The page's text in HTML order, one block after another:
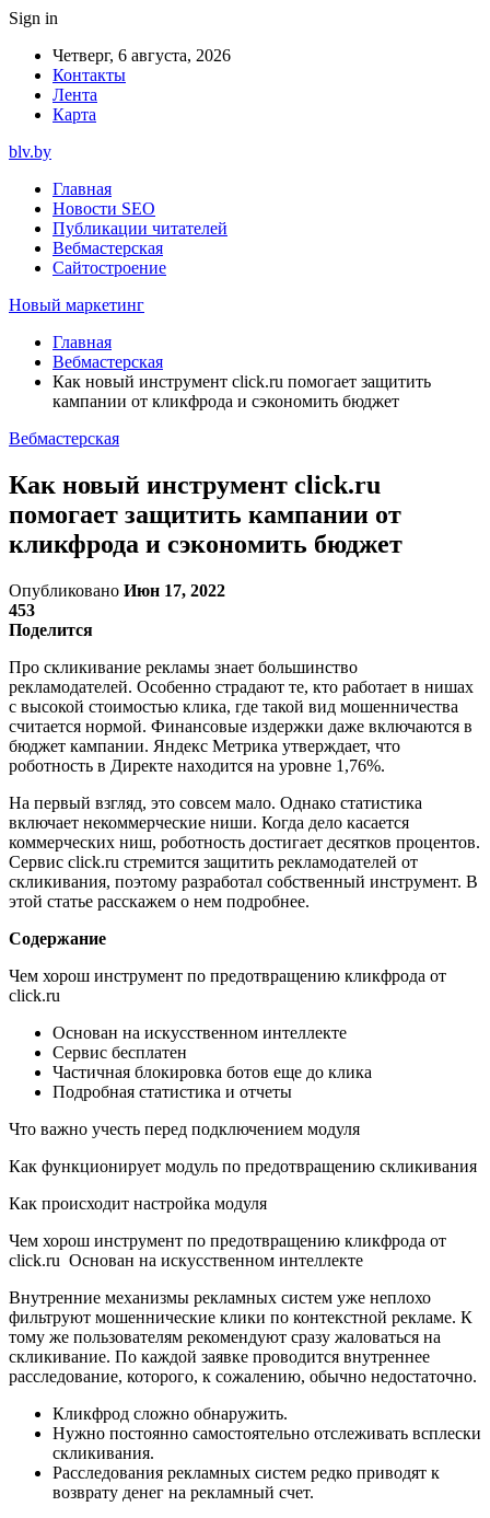
Sign in
Четверг, 6 августа, 2026
Контакты
Лента
Карта
blv.by
Главная
Новости SEO
Публикации читателей
Вебмастерская
Сайтостроение
Новый маркетинг
Главная
Вебмастерская
Как новый инструмент click.ru помогает защитить
кампании от кликфрода и сэкономить бюджет
Вебмастерская
Как новый инструмент click.ru
помогает защитить кампании от
кликфрода и сэкономить бюджет
Опубликовано Июн 17, 2022
453
Поделится
Про скликивание рекламы знает большинство
рекламодателей. Особенно страдают те, кто работает в нишах
с высокой стоимостью клика, где такой вид мошенничества
считается нормой. Финансовые издержки даже включаются в
бюджет кампании. Яндекс Метрика утверждает, что
роботность в Директе находится на уровне 1,76%.
На первый взгляд, это совсем мало. Однако статистика
включает некоммерческие ниши. Когда дело касается
коммерческих ниш, роботность достигает десятков процентов.
Сервис click.ru стремится защитить рекламодателей от
скликивания, поэтому разработал собственный инструмент. В
этой статье расскажем о нем подробнее.
Содержание
Чем хорош инструмент по предотвращению кликфрода от
click.ru
Основан на искусственном интеллекте
Сервис бесплатен
Частичная блокировка ботов еще до клика
Подробная статистика и отчеты
Что важно учесть перед подключением модуля
Как функционирует модуль по предотвращению скликивания
Как происходит настройка модуля
Чем хорош инструмент по предотвращению кликфрода от
click.ru Основан на искусственном интеллекте
Внутренние механизмы рекламных систем уже неплохо
фильтруют мошеннические клики по контекстной рекламе. К
тому же пользователям рекомендуют сразу жаловаться на
скликивание. По каждой заявке проводится внутреннее
расследование, которого, к сожалению, обычно недостаточно.
Кликфрод сложно обнаружить.
Нужно постоянно самостоятельно отслеживать всплески
скликивания.
Расследования рекламных систем редко приводят к
возврату денег на рекламный счет.